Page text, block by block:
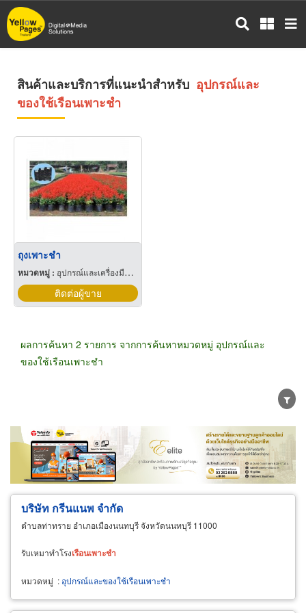
ข้าม
ไป
สินค้าและบริการที่แนะนำสำหรับ อุปกรณ์และ
ของใช้เรือนเพาะชำ
ถุงเพาะชำ
หมวดหมู่ : อุปกรณ์และเครื่องมือเกษตรกรรม
ติดต่อผู้ขาย
ผลการค้นหา 2 รายการ จากการค้นหาหมวดหมู่ อุปกรณ์และ
ของใช้เรือนเพาะชำ
ขายส่ง ขายปลีก ผู้ผลิต
ตัวแทนจัดจำหน่าย
ผู้ส่งออก/นำเข้า
ธุรกิจบริการ
บริษัท กรีนแนพ จำกัด
ตำบลท่าทราย อำเภอเมืองนนทบุรี จังหวัดนนทบุรี 11000
รับเหมาทำโรงเรือนเพาะชำ
หมวดหมู่ : อุปกรณ์และของใช้เรือนเพาะชำ